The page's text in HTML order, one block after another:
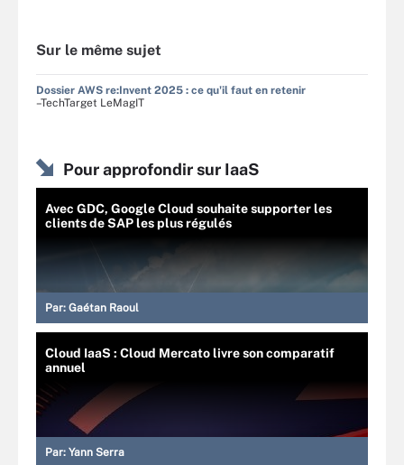
Sur le même sujet
Dossier AWS re:Invent 2025 : ce qu'il faut en retenir
–TechTarget LeMagIT
Pour approfondir sur IaaS
Avec GDC, Google Cloud souhaite supporter les
clients de SAP les plus régulés
Par: Gaétan Raoul
Cloud IaaS : Cloud Mercato livre son comparatif
annuel
Par: Yann Serra